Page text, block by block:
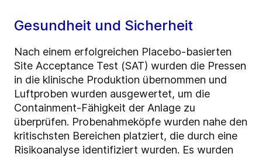
Gesundheit und Sicherheit
Nach einem erfolgreichen Placebo-basierten
Site Acceptance Test (SAT) wurden die Pressen
in die klinische Produktion übernommen und
Luftproben wurden ausgewertet, um die
Containment-Fähigkeit der Anlage zu
überprüfen. Probenahmeköpfe wurden nahe den
kritischsten Bereichen platziert, die durch eine
Risikoanalyse identifiziert wurden. Es wurden